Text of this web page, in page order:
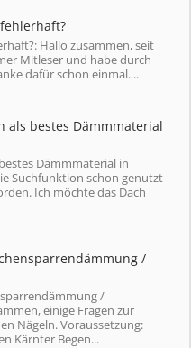
Hallo zusammen, seit
Mitleser und habe durch
dafür schon einmal....
als bestes Dämmmaterial
Dämmmaterial in
Suchfunktion schon genutzt
Ich möchte das Dach
/
/
einige Fragen zur
Nägeln. Voraussetzung:
Kärnter Begen...